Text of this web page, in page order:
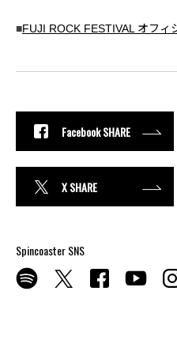
■FUJI ROCK FESTIVAL オフィ
Facebook SHARE
X SHARE
Spincoaster SNS